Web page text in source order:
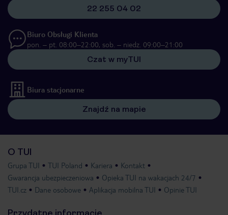
22 255 04 02
Biuro Obsługi Klienta
pon. – pt. 08:00–22:00, sob. – niedz. 09:00–21:00
Czat w myTUI
Biura stacjonarne
Znajdź na mapie
O TUI
Grupa TUI TUI Poland Kariera
Kontakt
Gwarancja ubezpieczeniowa
Opieka TUI na wakacjach 24/7
TUI.cz
Dane osobowe Aplikacja mobilna TUI Opinie TUI
Przydatne informacje